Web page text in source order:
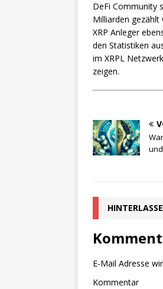
DeFi Community
Milliarden gezählt
XRP Anleger
den Statistiken
im XRPL
zeigen.
E-Mail Adresse
Kommentar